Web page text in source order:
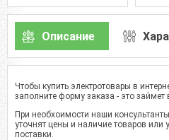
Описание
Чтобы купить электротовары в
заполните форму заказа - это займет
При необхоимости наши
уточнят цены и наличие товаров или
поставки.